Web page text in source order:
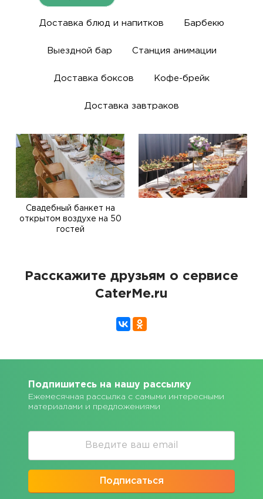
Доставка блюд и напитков Барбекю
Выездной бар Станция анимации
Доставка боксов Кофе-брейк
Доставка завтраков
Свадебный банкет на
открытом воздухе на 50
гостей
Расскажите друзьям о сервисе
CaterMe.ru
Подпишитесь на нашу рассылку
Ежемесячная рассылка с самыми интересными
материалами и предложениями
Подписаться